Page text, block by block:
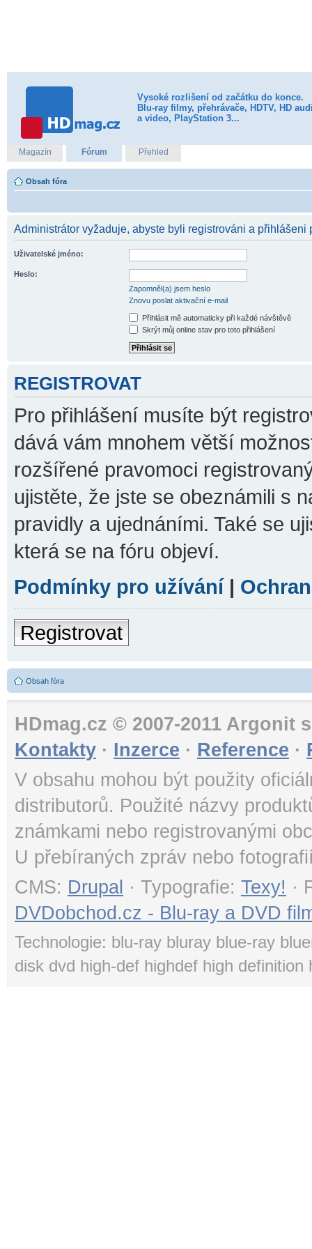
Vysoké rozlišení od začátku do konce.
Blu-ray filmy, přehrávače, HDTV, HD
a video, PlayStation 3...
Magazín Fórum Přehled
Obsah fóra
Administrátor vyžaduje, abyste byli registrováni a přihlášeni
Uživatelské jméno:
Heslo:
Zapomněl(a) jsem heslo
Znovu poslat aktivační e-mail
Přihlásit mě automaticky při každé návštěvě
Skrýt můj online stav pro toto přihlášení
REGISTROVAT
Pro přihlášení musíte být
dává vám mnohem větší
rozšířené pravomoci
ujistěte, že jste se obeznámili s
pravidly a ujednáními. Také se
která se na fóru objeví.
Podmínky pro užívání|
Registrovat
Obsah fóra
HDmag.cz © 2007-2011 Argonit
Kontakty · Inzerce · Reference ·
V obsahu mohou být použity
distributorů. Použité názvy
známkami nebo registrovanými
U přebíraných zpráv nebo
CMS: Drupal · Typografie: Texy! ·
DVDobchod.cz - Blu-ray a DVD
Technologie: blu-ray bluray blue-ray
disk dvd high-def highdef high